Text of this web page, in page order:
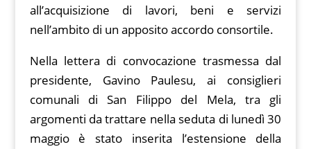
all’acquisizione di lavori, beni e servizi
nell’ambito di un apposito accordo consortile.
Nella lettera di convocazione trasmessa dal
presidente, Gavino Paulesu, ai consiglieri
comunali di San Filippo del Mela, tra gli
argomenti da trattare nella seduta di lunedì 30
maggio è stato inserita l’estensione della